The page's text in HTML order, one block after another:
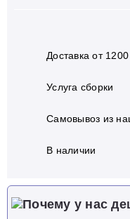
Доставка от
Услуга сборки
Самовывоз из
В наличии